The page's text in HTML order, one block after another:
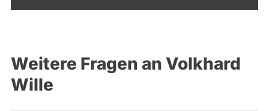
Weitere Fragen an Volkhard
Wille